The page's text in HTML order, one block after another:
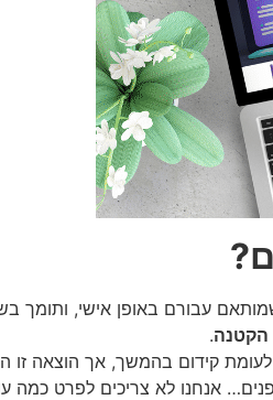
עבורם באופן אישי, ותומך
הקטנה.
אנחנו לא צריכים לפרט